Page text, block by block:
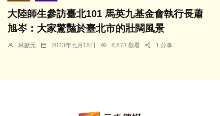
大陸師生參訪臺北101 馬英九基金會執行長蕭
旭岑：大家驚豔於臺北市的壯闊風景
林獻元 2023年七月18日 8,673 觀看 1 分享